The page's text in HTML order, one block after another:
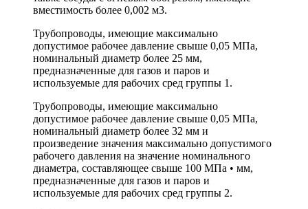
вместимость более 0,002 м3.
Трубопроводы, имеющие максимально
допустимое рабочее давление свыше 0,05 МПа,
номинальный диаметр более 25 мм,
предназначенные для газов и паров и
используемые для рабочих сред группы 1.
Трубопроводы, имеющие максимально
допустимое рабочее давление свыше 0,05 МПа,
номинальный диаметр более 32 мм и
произведение значения максимально допустимого
рабочего давления на значение номинального
диаметра, составляющее свыше 100 МПа • мм,
предназначенные для газов и паров и
используемые для рабочих сред группы 2.